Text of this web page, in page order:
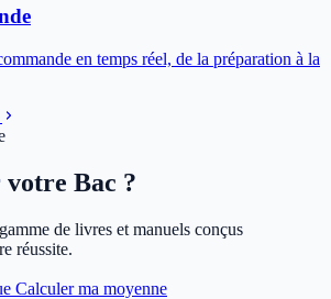
en temps réel, de la préparation à la
Bac ?
de livres et manuels conçus
réussite.
Calculer ma moyenne